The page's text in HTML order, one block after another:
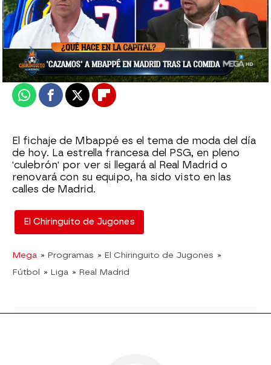
El Chiringuito
Madrid
Actualizado:10 de mayo de 2022, 06:00
Publicado:10 de mayo de 2022, 00:38
WhatsappFacebook
X Flipboard
El fichaje de Mbappé es el tema de moda del día
de hoy. La estrella francesa del PSG, en pleno
'culebrón' por ver si llegará al Real Madrid o
renovará con su equipo, ha sido visto en las
calles de Madrid.
El Chiringuito de Jugones
Mega » Programas » El Chiringuito de Jugones »
Fútbol » Liga » Real Madrid